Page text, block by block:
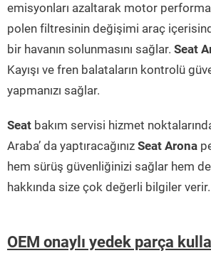
emisyonları azaltarak motor
polen filtresinin değişimi araç
bir havanın solunmasını sağlar. Seat
Kayışı ve fren balataların kontrolü
yapmanızı sağlar.
Seat bakım servisi hizmet
Araba’ da yaptıracağınız Seat Arona
hem sürüş güvenliğinizi sağlar hem de
hakkında size çok değerli bilgiler verir.
OEM onaylı yedek parça